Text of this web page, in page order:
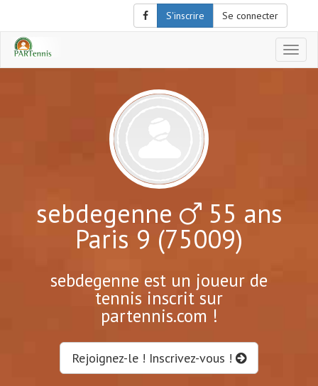
S'inscrire Se connecter
le
sebdegenne 55 ans
Paris 9 (75009)
sebdegenne est un joueur de
tennis inscrit sur
partennis.com !
Rejoignez-le ! Inscrivez-vous !